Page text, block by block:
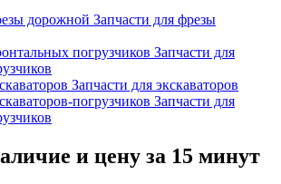
Запчасти для фрезы
Запчасти для
Запчасти для экскаваторов
Запчасти для
и цену за 15 минут